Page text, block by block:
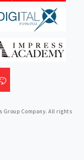
Group Company. All rights